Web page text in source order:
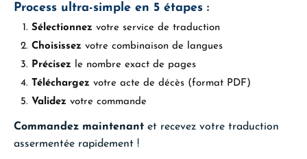
Process ultra-simple en 5 étapes :
Sélectionnez votre service de traduction
Choisissez votre combinaison de langues
Précisez le nombre exact de pages
Téléchargez votre acte de décès (format PDF)
Validez votre commande
Commandez maintenant et recevez votre traduction
assermentée rapidement !